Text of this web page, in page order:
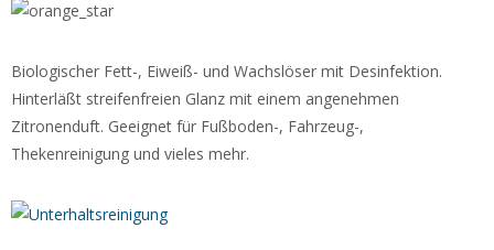
Biologischer Fett-, Eiweiß- und Wachslöser mit Desinfektion.
Hinterläßt streifenfreien Glanz mit einem angenehmen
Zitronenduft. Geeignet für Fußboden-, Fahrzeug-,
Thekenreinigung und vieles mehr.